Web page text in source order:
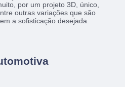
por um projeto 3D, único,
outras variações que são
a sofisticação desejada.